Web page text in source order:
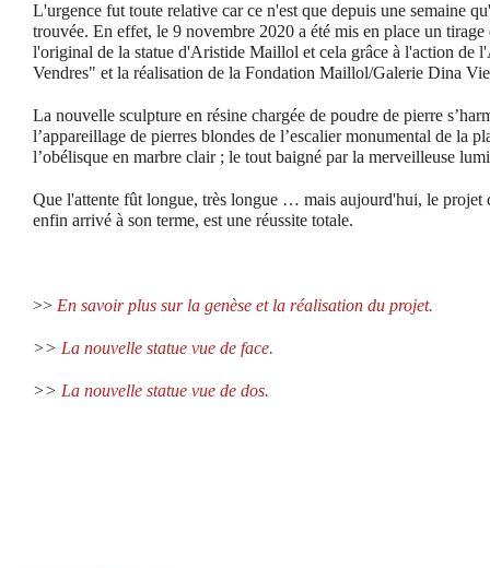
L'urgence fut toute relative car ce n'est que depuis une semaine
trouvée. En effet, le 9 novembre 2020 a été mis en place un tirage
l'original de la statue d'Aristide Maillol et cela grâce à l'action de
Vendres" et la réalisation de la Fondation Maillol/Galerie Dina
La nouvelle sculpture en résine chargée de poudre de pierre
l’appareillage de pierres blondes de l’escalier monumental de la
l’obélisque en marbre clair ; le tout baigné par la merveilleuse
Que l'attente fût longue, très longue … mais aujourd'hui, le projet
enfin arrivé à son terme, est une réussite totale.
>> En savoir plus sur la genèse et la réalisation du projet.
>> La nouvelle statue vue de face.
>> La nouvelle statue vue de dos.